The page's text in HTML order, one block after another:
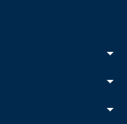
arrow_drop_down
arrow_drop_down
arrow_drop_down